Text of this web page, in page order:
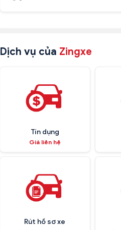
Dịch vụ của Zingxe
Tín dụng
Giá liên hệ
Rút hồ sơ xe